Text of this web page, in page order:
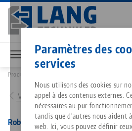
Paramètres des
services
Nous utilisons des cookies sur
appel à des contenus externes.
nécessaires au pur
tandis que d'autres nous aident
web. Ici, vous pouvez définir
Aller
contenu
principal
À
Produits assortis
Désolé. Nous n'avons pu trouver aucun
Vers l'aperçu des produits
Breadcrumb
Produits
Vers l'aperçu des produits
RoboTrex 52, Pince de robot